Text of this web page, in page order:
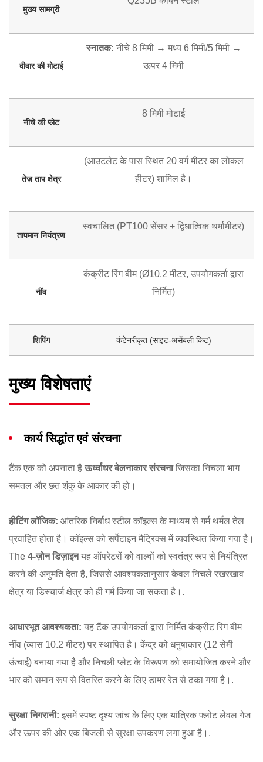
मुख्य सामग्री
दीवार की मोटाई
स्नातक: नीचे 8 मिमी → मध्य 6 मिमी/5 मिमी →
ऊपर 4 मिमी
नीचे की प्लेट
8 मिमी मोटाई
तेज़ ताप क्षेत्र
(आउटलेट के पास स्थित 20 वर्ग मीटर का लोकल
हीटर) शामिल है।
तापमान नियंत्रण
स्वचालित (PT100 सेंसर + द्विधात्विक थर्मामीटर)
नींव
कंक्रीट रिंग बीम (Ø10.2 मीटर, उपयोगकर्ता द्वारा
निर्मित)
शिपिंग कंटेनरीकृत (साइट-असेंबली किट)
मुख्य विशेषताएं
कार्य सिद्धांत एवं संरचना
टैंक एक को अपनाता हैऊर्ध्वाधर बेलनाकार संरचनाजिसका निचला भाग
समतल और छत शंकु के आकार की हो।
हीटिंग लॉजिक: आंतरिक निर्बाध स्टील कॉइल्स के माध्यम से गर्म थर्मल तेल
प्रवाहित होता है। कॉइल्स को सर्पेंटाइन मैट्रिक्स में व्यवस्थित किया गया है।
The 4-ज़ोन डिज़ाइनयह ऑपरेटरों को वाल्वों को स्वतंत्र रूप से नियंत्रित
करने की अनुमति देता है, जिससे आवश्यकतानुसार केवल निचले रखरखाव
क्षेत्र या डिस्चार्ज क्षेत्र को ही गर्म किया जा सकता है। .
आधारभूत आवश्यकता: यह टैंक उपयोगकर्ता द्वारा निर्मित कंक्रीट रिंग बीम
नींव (व्यास 10.2 मीटर) पर स्थापित है। केंद्र को धनुषाकार (12 सेमी
ऊंचाई) बनाया गया है और निचली प्लेट के विरूपण को समायोजित करने और
भार को समान रूप से वितरित करने के लिए डामर रेत से ढका गया है। .
सुरक्षा निगरानी: इसमें स्पष्ट दृश्य जांच के लिए एक यांत्रिक फ्लोट लेवल गेज
और ऊपर की ओर एक बिजली से सुरक्षा उपकरण लगा हुआ है। .